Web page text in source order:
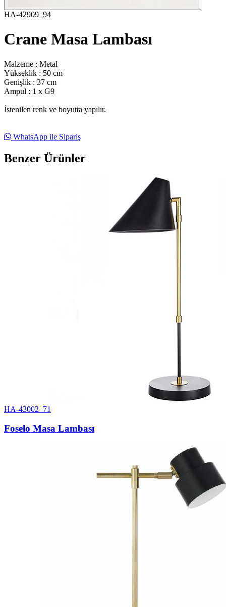
HA-42909_94
Crane Masa Lambası
Malzeme : Metal
Yükseklik : 50 cm
Genişlik : 37 cm
Ampul : 1 x G9
İstenilen renk ve boyutta yapılır.
WhatsApp ile Sipariş
Benzer Ürünler
HA-43002_71
Foselo Masa Lambası